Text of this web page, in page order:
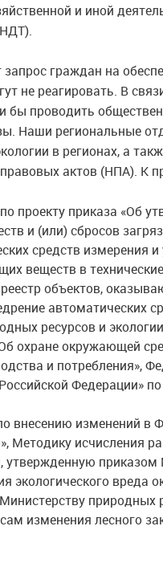
и иной
граждан на
не реагировать. В
бы проводить
Наши региональные
в регионах, а
актов (НПА). К
проекту приказа «Об
и (или) сбросов
средств измерения
веществ в
объектов,
автоматических
ресурсов и
охране окружающей
и потребления»,
Федерации»
внесению изменений в
Методику исчисления
экологического вреда
природных
изменения лесного